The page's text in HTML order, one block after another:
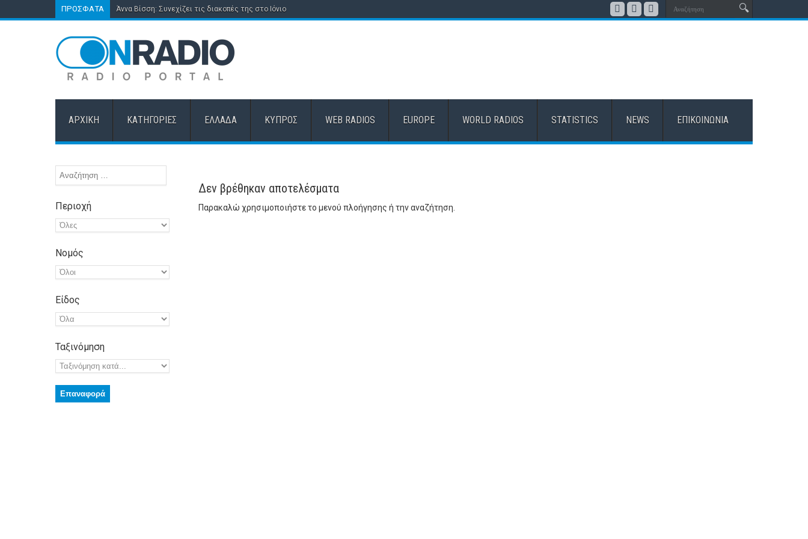
ΠΡΌΣΦΑΤΑ Άννα Βίσση: Συνεχίζει τις διακοπές της στο Ιόνιο
ΑΡΧΙΚΉ ΚΑΤΗΓΟΡΊΕΣ ΕΛΛΆΔΑ ΚΎΠΡΟΣ WEB RADIOS EUROPE WORLD RADIOS STATISTICS NEWS ΕΠΙΚΟΙΝΩΝΊΑ
Περιοχή
Νομός
Είδος
Ταξινόμηση
Δεν βρέθηκαν αποτελέσματα
Παρακαλώ χρησιμοποιήστε το μενού πλοήγησης ή την αναζήτηση.